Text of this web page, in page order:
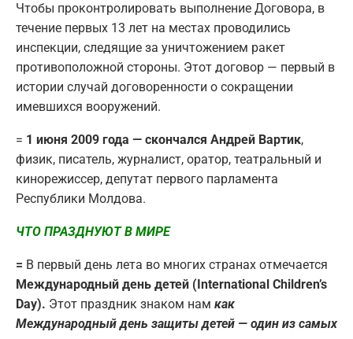
Чтобы проконтролировать выполнение Договора, в
течение первых 13 лет на местах проводились
инспекции, следящие за уничтожением ракет
противоположной стороны. Этот договор — первый в
истории случай договоренности о сокращении
имевшихся вооружений.
= 1 июня 2009 года — скончался Андрей Вартик,
физик, писатель, журналист, оратор, театральный и
кинорежиссер, депутат первого парламента
Республики Молдова.
ЧТО ПРАЗДНУЮТ В МИРЕ
= В первый день лета во многих странах отмечается
Международный день детей (International Children’s
Day). Этот праздник знаком нам как
Международный день защиты детей — один из самых